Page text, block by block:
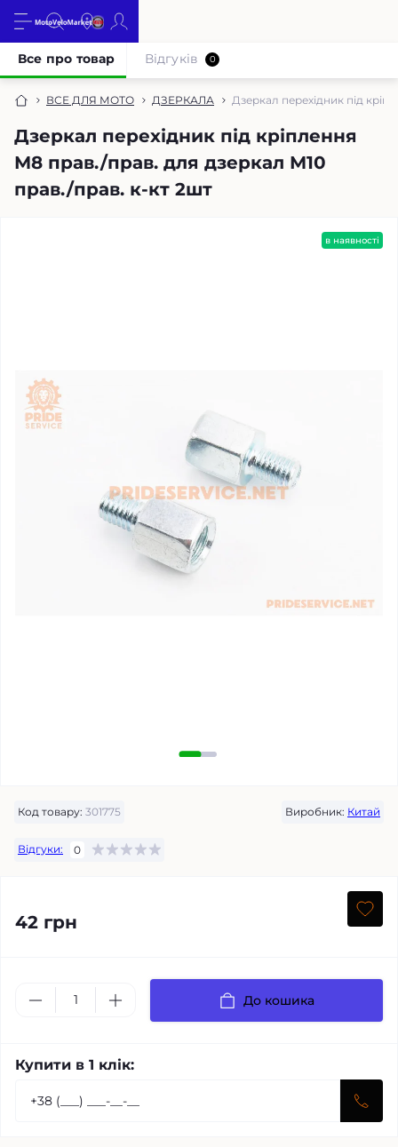
ВСЕ ДЛЯ МОТО ДЗЕРКАЛА Дзеркал перехідник під
Дзеркал перехідник під кріплення
М8 прав./прав. для дзеркал М10
прав./прав. к-кт 2шт
Все про товар Відгуків 0
в наявності
Код товару: 301775 Виробник: Китай
Відгуки: 0
42 грн
До кошика
Купити в 1 клік: